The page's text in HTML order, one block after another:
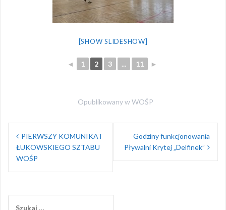
[SHOW SLIDESHOW]
◄ 1 2 3 ... 11 ►
Opublikowany wWOŚP
Nawigacja
wpisu
PIERWSZY KOMUNIKAT
ŁUKOWSKIEGO SZTABU
WOŚP
Godziny funkcjonowania
Pływalni Krytej „Delfinek”